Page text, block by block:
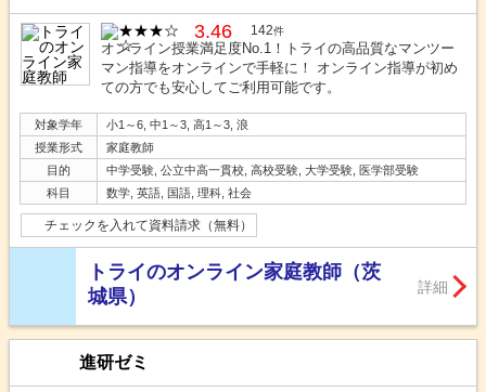
3.46 142件
オンライン授業満足度No.1！トライの高品質なマンツー
マン指導をオンラインで手軽に！ オンライン指導が初め
ての方でも安心してご利用可能です。
対象学年
小1～6, 中1～3, 高1～3, 浪
授業形式
家庭教師
目的
中学受験, 公立中高一貫校, 高校受験, 大学受験, 医学部受験
科目
数学, 英語, 国語, 理科, 社会
チェックを入れて資料請求（無料）
トライのオンライン家庭教師（茨
城県）
詳細
進研ゼミ